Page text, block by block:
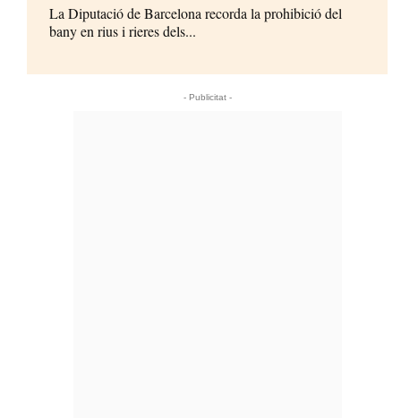
La Diputació de Barcelona recorda la prohibició del
bany en rius i rieres dels...
- Publicitat -